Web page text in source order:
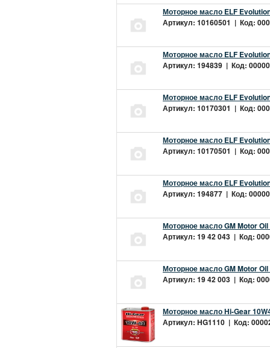
Моторное масло ELF
Артикул: 10160501 | Код:
Моторное масло ELF
Артикул: 194839 | Код:
Моторное масло ELF
Артикул: 10170301 | Код:
Моторное масло ELF
Артикул: 10170501 | Код:
Моторное масло ELF
Артикул: 194877 | Код:
Моторное масло GM Motor Oil
Артикул: 19 42 043 | Код:
Моторное масло GM Motor
Артикул: 19 42 003 | Код:
Моторное масло Hi-Gear
Артикул: HG1110 | Код: